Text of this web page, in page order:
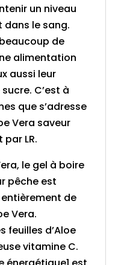
un niveau
dans le sang.
de
alimentation
aussi leur
C’est à
que s’adresse
Vera saveur
LR.
le gel à boire
pêche est
de
Vera.
feuilles d’Aloe
vitamine C.